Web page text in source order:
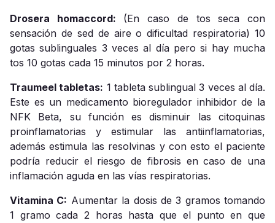
Drosera homaccord: (En caso de tos seca con
sensación de sed de aire o dificultad respiratoria) 10
gotas sublinguales 3 veces al día pero si hay mucha
tos 10 gotas cada 15 minutos por 2 horas.
Traumeel tabletas: 1 tableta sublingual 3 veces al día.
Este es un medicamento bioregulador inhibidor de la
NFK Beta, su función es disminuir las citoquinas
proinflamatorias y estimular las antiinflamatorias,
además estimula las resolvinas y con esto el paciente
podría reducir el riesgo de fibrosis en caso de una
inflamación aguda en las vías respiratorias.
Vitamina C: Aumentar la dosis de 3 gramos tomando
1 gramo cada 2 horas hasta que el punto en que